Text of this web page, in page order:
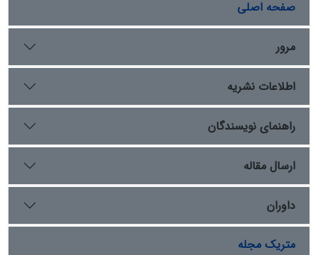
اقداماتی نظیر تأسیسِ دیوانِ مفرد، مصادره‌یِ اوقاف، انحصارِ
کالاهایِ استراتژیک (شکر و ادویه) و فروشِ مناصبِ قضایی با
ارقامِ گزاف، اگرچه در کوتاه‌مدت ثباتِ حاکمیت را تضمین نمود،
اما در بلندمدت با ایجادِ تورمِ مصنوعی، فرارِ سرمایه‌ها و
فرسایشِ مشروعیتِ عمومی، زوالِ محتومِ ساختارِ اقتصادی و
سیاسیِ دولتِ ممالیک را رقم زد.
صفحه اصلی
مرور
اطلاعات نشریه
راهنمای نویسندگان
ارسال مقاله
داوران
متریک مجله